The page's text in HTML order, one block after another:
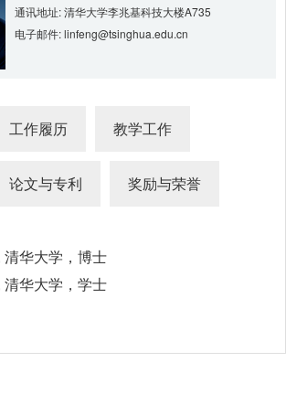
通讯地址: 清华大学李兆基科技大楼A735
电子邮件: linfeng@tsinghua.edu.cn
工作履历 教学工作
论文与专利 奖励与荣誉
华大学，博士
华大学，学士